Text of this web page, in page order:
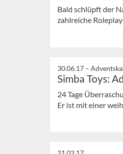
Bald schlüpft der
zahlreiche
30.06.17 –
Simba Toys:
24 Tage
Er ist mit einer